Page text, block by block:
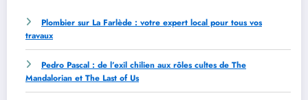
Plombier sur La Farlède : votre expert local pour tous vos
travaux
Pedro Pascal : de l’exil chilien aux rôles cultes de The
Mandalorian et The Last of Us